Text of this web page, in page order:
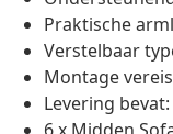
Praktische
Verstelbaar
Montage
Levering bevat: